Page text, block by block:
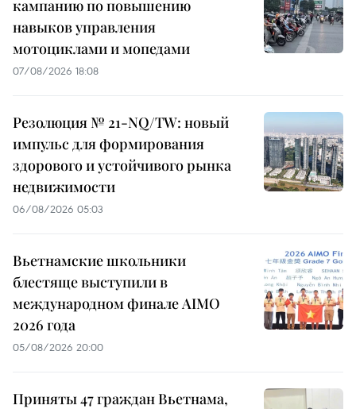
кампанию по повышению
навыков управления
мотоциклами и мопедами
07/08/2026 18:08
Резолюция № 21-NQ/TW: новый
импульс для формирования
здорового и устойчивого рынка
недвижимости
06/08/2026 05:03
Вьетнамские школьники
блестяще выступили в
международном финале AIMO
2026 года
05/08/2026 20:00
Приняты 47 граждан Вьетнама,